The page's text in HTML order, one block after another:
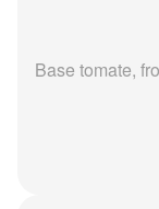
Base tomate,